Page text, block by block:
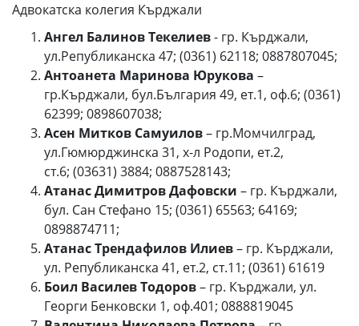
Адвокатска колегия Кърджали
Ангел Балинов Текелиев- гр. Кърджали,
ул.Републиканска 47; (0361) 62118; 0887807045;
Антоанета Маринова Юрукова –
гр.Кърджали, бул.България 49, ет.1, оф.6; (0361)
62399; 0898607038;
Асен Митков Самуилов– гр.Момчилград,
ул.Гюмюрджинска 31, х-л Родопи, ет.2,
ст.6; (03631) 3884; 0887528143;
Атанас Димитров Дафовски – гр. Кърджали,
бул. Сан Стефано 15; (0361) 65563; 64169;
0898874711;
Атанас Трендафилов Илиев– гр. Кърджали,
ул. Републиканска 41, ет.2, ст.11; (0361) 61619
Боил Василев Тодоров– гр. Кърджали, ул.
Георги Бенковски 1, оф.401; 0888819045